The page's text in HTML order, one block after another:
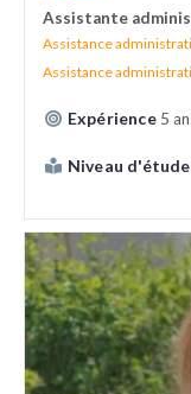
Assistante
Assistance
Assistance
Expérience 5
Niveau